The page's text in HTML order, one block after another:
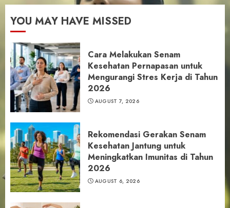
YOU MAY HAVE MISSED
Cara Melakukan Senam
Kesehatan Pernapasan untuk
Mengurangi Stres Kerja di Tahun
2026
AUGUST 7, 2026
Rekomendasi Gerakan Senam
Kesehatan Jantung untuk
Meningkatkan Imunitas di Tahun
2026
AUGUST 6, 2026